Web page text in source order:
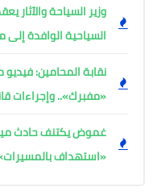
وزير السياحة والآثار
السياحية الوافدة
نقابة المحامين:
«مفبرك».. وإجراءات
غموض يكتنف حادث
«استهداف